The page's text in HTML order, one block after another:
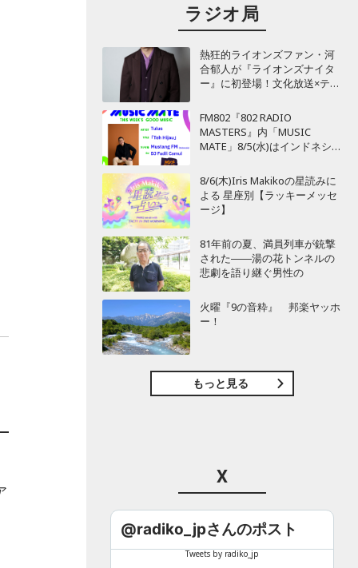
ラジオ局
熱狂的ライオンズファン・河
合郁人が『ライオンズナイタ
ー』に初登場！文化放送×テレ
び強力タッグも！
FM802『802 RADIO
MASTERS』内「MUSIC
MATE」8/5(水)はインドネシア
8/6(木)Iris Makikoの星読みに
よる 星座別【ラッキーメッセ
ージ】
81年前の夏、満員列車が銃撃
された――湯の花トンネルの
悲劇を語り継ぐ男性の
火曜『9の音粋』 邦楽ヤッホ
ー！
もっと見る
X
@radiko_jpさんのポスト
Tweets by radiko_jp